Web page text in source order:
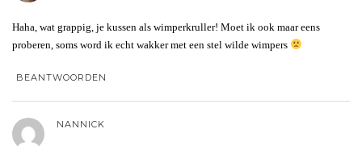
Haha, wat grappig, je kussen als wimperkruller! Moet ik ook maar eens
proberen, soms word ik echt wakker met een stel wilde wimpers
BEANTWOORDEN
NANNICK